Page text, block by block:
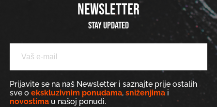
NEWSLETTER
Stay updated
Prijavite se na naš Newsletter i saznajte prije ostalih
sve o ekskluzivnim ponudama, sniženjima i
novostima u našoj ponudi.